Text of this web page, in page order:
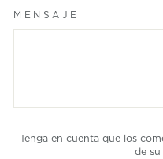
MENSAJE
Tenga en cuenta que los
de